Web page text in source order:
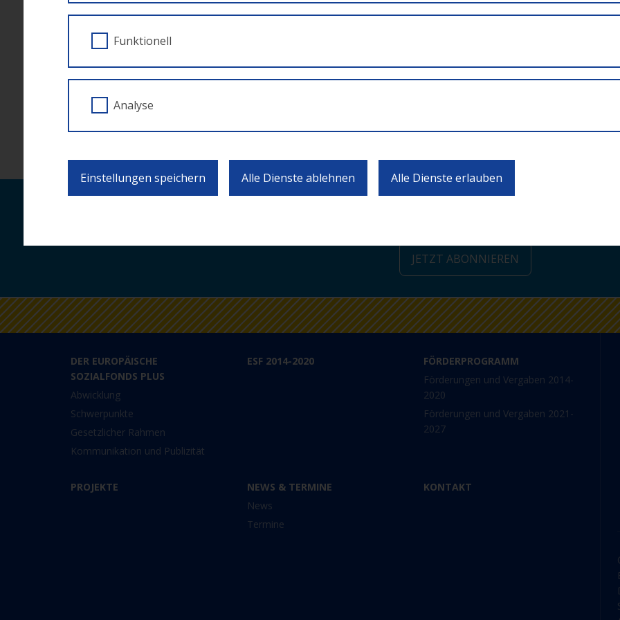
Europass die systematische Dokumentation und das Re- bzw. Upskilling von Kompetenzen und
unterstützt. Nach der Vorstellung der da-hinterliegenden Policy und einem Überblick über das Portal
in Gesprächsrunden mehr über einzelne Aspekte, wie z.B. die Lernangebote und Qualifikationen,
(über EURES) und die Europäischen Digitalen Bildungsnachweise erfahren. Dabei werden die Funktionen
Vorteile des Europasses aufgezeigt und präsentiert, wie er Einzelpersonen und Organisationen dabei
kann, ihre beruflichen Entwicklungsziele zu erreichen.
Programm und Anmeldung auf derWebsite des OEAD
JETZT ABONNIEREN
DER EUROPÄISCHE
SOZIALFONDS PLUS
Abwicklung
Schwerpunkte
Gesetzlicher Rahmen
Kommunikation und Publizität
ESF 2014-2020
FÖRDERPROGRAMM
Förderungen und Vergaben 2014-
2020
Förderungen und Vergaben 2021-
2027
PROJEKTE
NEWS & TERMINE
News
Termine
KONTAKT
Funktionell
Analyse
Einstellungen speichern Alle Dienste ablehnen Alle Dienste erlauben